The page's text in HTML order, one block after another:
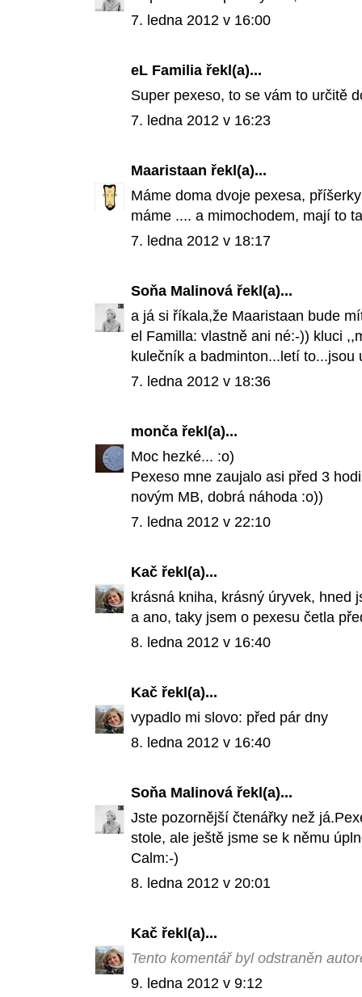
7. ledna 2012 v 16:00
eL Familia řekl(a)...
Super pexeso, to se vám to určitě
7. ledna 2012 v 16:23
Maaristaan řekl(a)...
Máme doma dvoje pexesa,
máme .... a mimochodem, mají to
7. ledna 2012 v 18:17
Soňa Malinová řekl(a)...
a já si říkala,že Maaristaan bude
el Familla: vlastně ani né:-)) kluci
kulečník a badminton...letí to...jsou
7. ledna 2012 v 18:36
monča řekl(a)...
Moc hezké... :o)
Pexeso mne zaujalo asi před 3
novým MB, dobrá náhoda :o))
7. ledna 2012 v 22:10
Kač řekl(a)...
krásná kniha, krásný úryvek, hned
a ano, taky jsem o pexesu četla
8. ledna 2012 v 16:40
Kač řekl(a)...
vypadlo mi slovo: před pár dny
8. ledna 2012 v 16:40
Soňa Malinová řekl(a)...
Jste pozornější čtenářky než
stole, ale ještě jsme se k němu
Calm:-)
8. ledna 2012 v 20:01
Kač řekl(a)...
Tento komentář byl odstraněn
9. ledna 2012 v 9:12